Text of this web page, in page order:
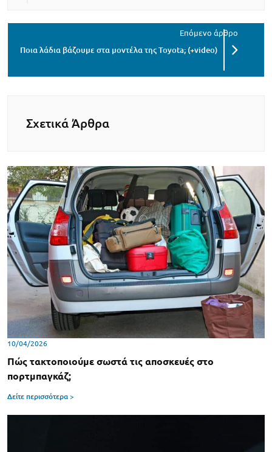
Ποια λάδια βάζουμε στα μοντέλα της Toyota; (+video)
Σχετικά Άρθρα
10/04/2026
Πώς τακτοποιούμε σωστά τις αποσκευές στο
πορτμπαγκάζ;
Δείτε περισσότερα >